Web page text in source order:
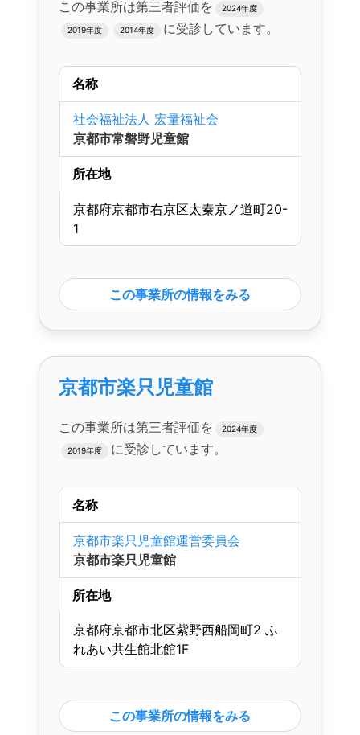
この事業所は第三者評価を 2024年度
2019年度 2014年度 に受診しています。
名称
社会福祉法人 宏量福祉会
京都市常磐野児童館
所在地
京都府京都市右京区太秦京ノ道町20-
1
この事業所の情報をみる
京都市楽只児童館
この事業所は第三者評価を 2024年度
2019年度 に受診しています。
名称
京都市楽只児童館運営委員会
京都市楽只児童館
所在地
京都府京都市北区紫野西船岡町2 ふ
れあい共生館北館1F
この事業所の情報をみる